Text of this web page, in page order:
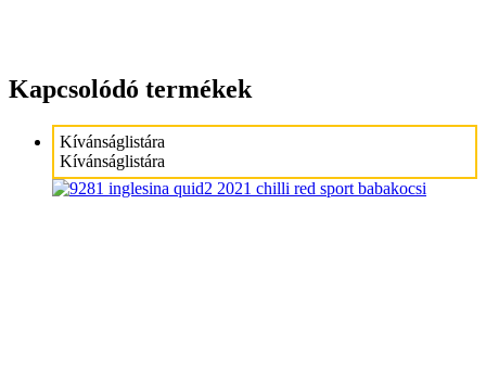
Kapcsolódó termékek
Kívánságlistára
Kívánságlistára